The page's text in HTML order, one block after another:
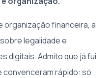
organização financeira, a
legalidade e
digitais. Admito que já fui
convenceram rápido: só